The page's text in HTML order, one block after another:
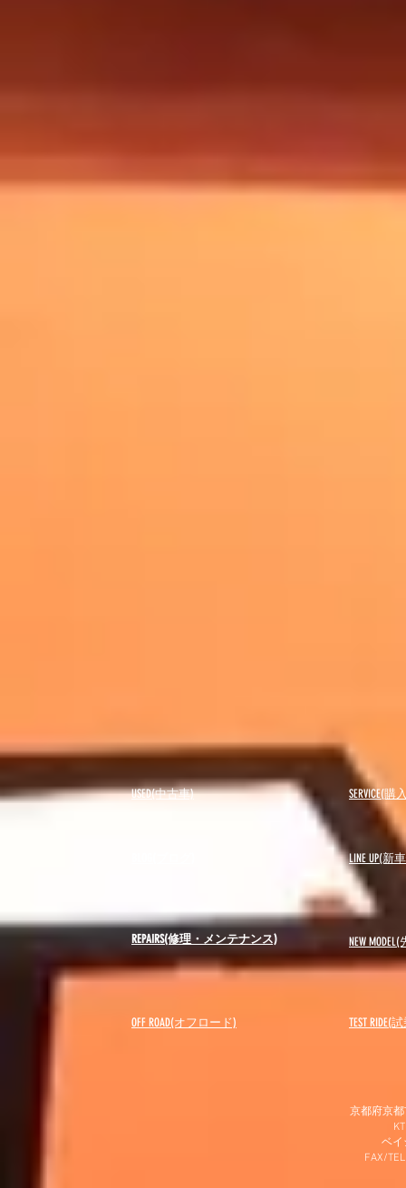
USED(中古車) SERVICE(
LINE UP(新
REPAIRS(修理・メンテナンス) NEW MODEL(
OFF ROAD(オフロード) ​TEST RIDE(
京都府京
ベイ
FAX/